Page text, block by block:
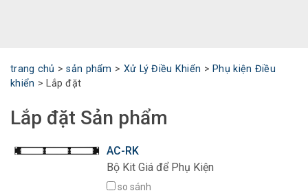
hỗ trợ
Giới thiệu
trang chủ >sản phẩm > Xử Lý Điều Khiển > Phụ kiện Điều
khiển > Lắp đặt
Lắp đặt Sản phẩm
AC-RK
Bộ Kit Giá để Phụ Kiện
so sánh